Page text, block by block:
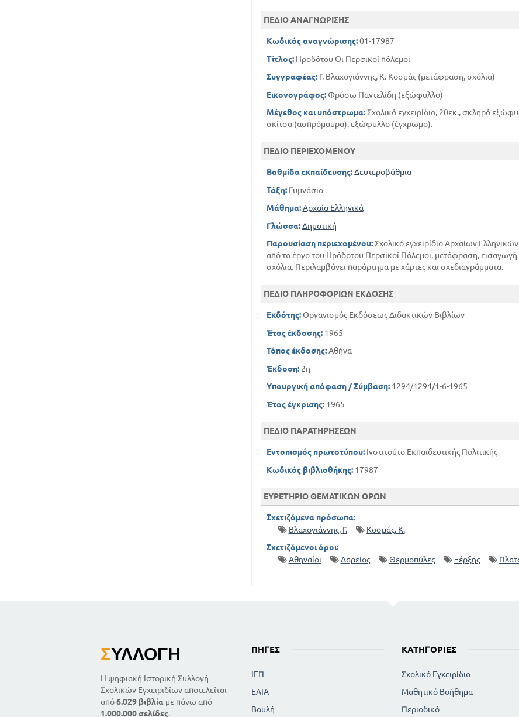
Η μάχη της Μυκάλης 479 π. χ
ΠΕΔΙΟ ΑΝΑΓΝΩΡΙΣΗΣ
Κωδικός αναγνώρισης:01-17987
Τίτλος:Ηροδότου Οι Περσικοί πόλεμοι
Συγγραφέας:Γ. Βλαχογιάννης, Κ. Κοσμάς (μετάφραση, σχόλια)
Εικονογράφος:Φρόσω Παντελίδη (εξώφυλλο)
Μέγεθος και υπόστρωμα:Σχολικό εγχειρίδιο, 20εκ., σκληρό
σκίτσα (ασπρόμαυρα), εξώφυλλο (έγχρωμο).
ΠΕΔΙΟ ΠΕΡΙΕΧΟΜΕΝΟΥ
Βαθμίδα εκπαίδευσης: Δευτεροβάθμια
Τάξη:Γυμνάσιο
Μάθημα: Αρχαία Ελληνικά
Γλώσσα: Δημοτική
Παρουσίαση περιεχομένου:Σχολικό εγχειρίδιο Αρχαίων
από το έργο του Ηρόδοτου Περσικοί Πόλεμοι, μετάφραση, εισαγωγή
σχόλια. Περιλαμβάνει παράρτημα με χάρτες και σχεδιαγράμματα.
ΠΕΔΙΟ ΠΛΗΡΟΦΟΡΙΩΝ ΕΚΔΟΣΗΣ
Εκδότης:Οργανισμός Εκδόσεως Διδακτικών Βιβλίων
Έτος έκδοσης:1965
Τόπος έκδοσης:Αθήνα
Έκδοση:2η
Υπουργική απόφαση / Σύμβαση:1294/1294/1-6-1965
Έτος έγκρισης:1965
ΠΕΔΙΟ ΠΑΡΑΤΗΡΗΣΕΩΝ
Εντοπισμός πρωτοτύπου:Ινστιτούτο Εκπαιδευτικής Πολιτικής
Κωδικός βιβλιοθήκης:17987
ΕΥΡΕΤΗΡΙΟ ΘΕΜΑΤΙΚΩΝ ΟΡΩΝ
Σχετιζόμενα πρόσωπα:
Βλαχογιάννης, Γ.
Κοσμάς, Κ.
Σχετιζόμενοι όροι:
Αθηναίοι
Δαρείος Θερμοπύλες Ξέρξης
ΣΥΛΛΟΓΉ
Η ψηφιακή Ιστορική Συλλογή
Σχολικών Εγχειριδίων αποτελείται
από6.029 βιβλία με πάνω από
1.000.000 σελίδες.
ΠΗΓΈΣ
ΙΕΠ
ΕΛΙΑ
Βουλή
ΚΑΤΗΓΟΡΊΕΣ
Σχολικό Εγχειρίδιο
Μαθητικό Βοήθημα
Περιοδικό